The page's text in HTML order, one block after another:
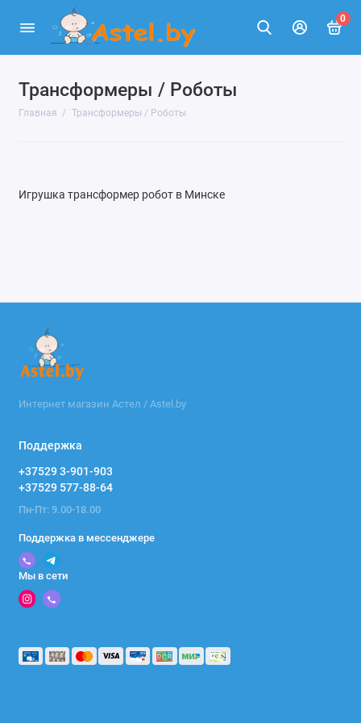
0
Трансформеры / Роботы
Главная Трансформеры / Роботы
Игрушка трансформер робот в Минске
Интернет магазин Астел / Astel.by
Поддержка
+37529 3-901-903
+37529 577-88-64
Пн-Пт: 9.00-18.00
Поддержка в мессенджере
Мы в сети